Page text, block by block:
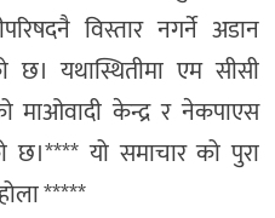
विस्तार नगर्ने अडान
छ। यथास्थितीमा एम सीसी
माओवादी केन्द्र र नेकपाएस
छ।**** यो समाचार को पुरा
*****